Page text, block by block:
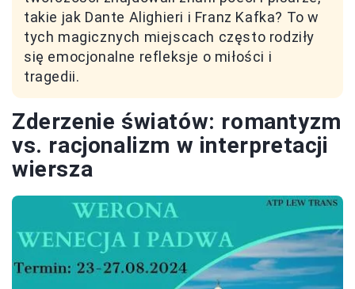
takie jak Dante Alighieri i Franz Kafka? To w
tych magicznych miejscach często rodziły
się emocjonalne refleksje o miłości i
tragedii.
Zderzenie światów: romantyzm
vs. racjonalizm w interpretacji
wiersza